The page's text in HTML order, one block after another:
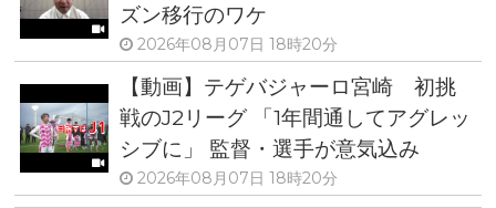
ズン移行のワケ
2026年08月07日 18時20分
【動画】テゲバジャーロ宮崎 初挑
戦のJ2リーグ 「1年間通してアグレッ
シブに」 監督・選手が意気込み
2026年08月07日 18時20分